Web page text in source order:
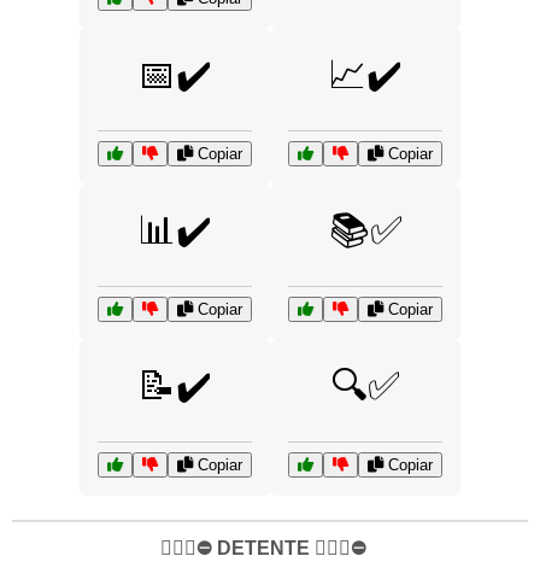
📅✔️
Copiar
📈✔️
Copiar
📊✔️
Copiar
📚✅
Copiar
📝✔️
Copiar
🔍✅
Copiar
✋🏻🛑⛔️ DETENTE ✋🏻🛑⛔️